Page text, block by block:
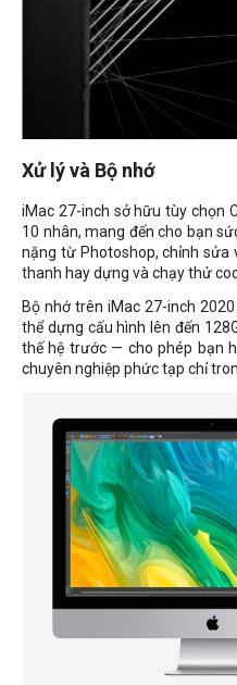
Xử lý và Bộ nhớ
iMac 27-inch sở hữu tùy chọn
10 nhân, mang đến cho bạn
nặng từ Photoshop, chỉnh sửa
thanh hay dựng và chạy thử
Bộ nhớ trên iMac 27-inch
thể dựng cấu hình lên đến
thế hệ trước — cho phép bạn
chuyên nghiệp phức tạp chỉ